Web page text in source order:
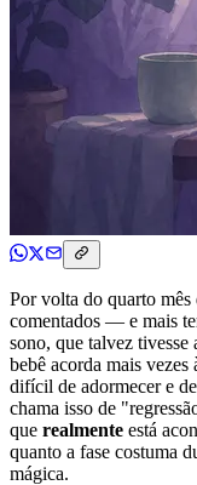
Por volta do quarto mês
comentados — e mais
sono, que talvez tivesse
bebê acorda mais
difícil de adormecer e
chama isso de
que realmente está
quanto a fase costuma
mágica.